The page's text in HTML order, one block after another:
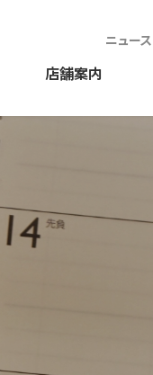
ニュース
店舗案内